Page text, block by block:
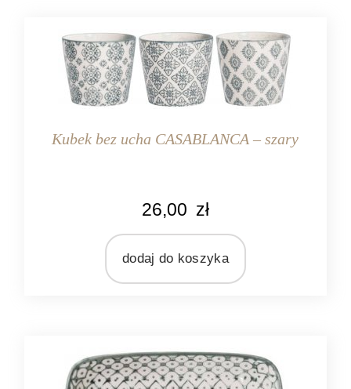
Kubek bez ucha CASABLANCA – szary
26,00 zł
dodaj do koszyka